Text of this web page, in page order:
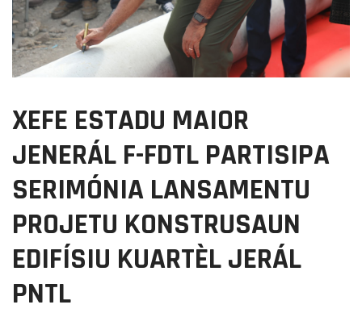
XEFE ESTADU MAIOR
JENERÁL F-FDTL PARTISIPA
SERIMÓNIA LANSAMENTU
PROJETU KONSTRUSAUN
EDIFÍSIU KUARTÈL JERÁL
PNTL